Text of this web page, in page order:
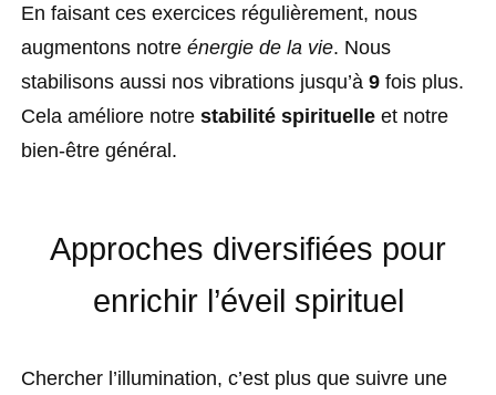
En faisant ces exercices régulièrement, nous
augmentons notre énergie de la vie. Nous
stabilisons aussi nos vibrations jusqu’à 9 fois plus.
Cela améliore notre stabilité spirituelle et notre
bien-être général.
Approches diversifiées pour
enrichir l’éveil spirituel
Chercher l’illumination, c’est plus que suivre une